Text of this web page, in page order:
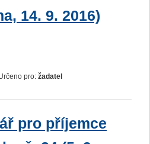
14. 9. 2016)
pro: žadatel
pro příjemce